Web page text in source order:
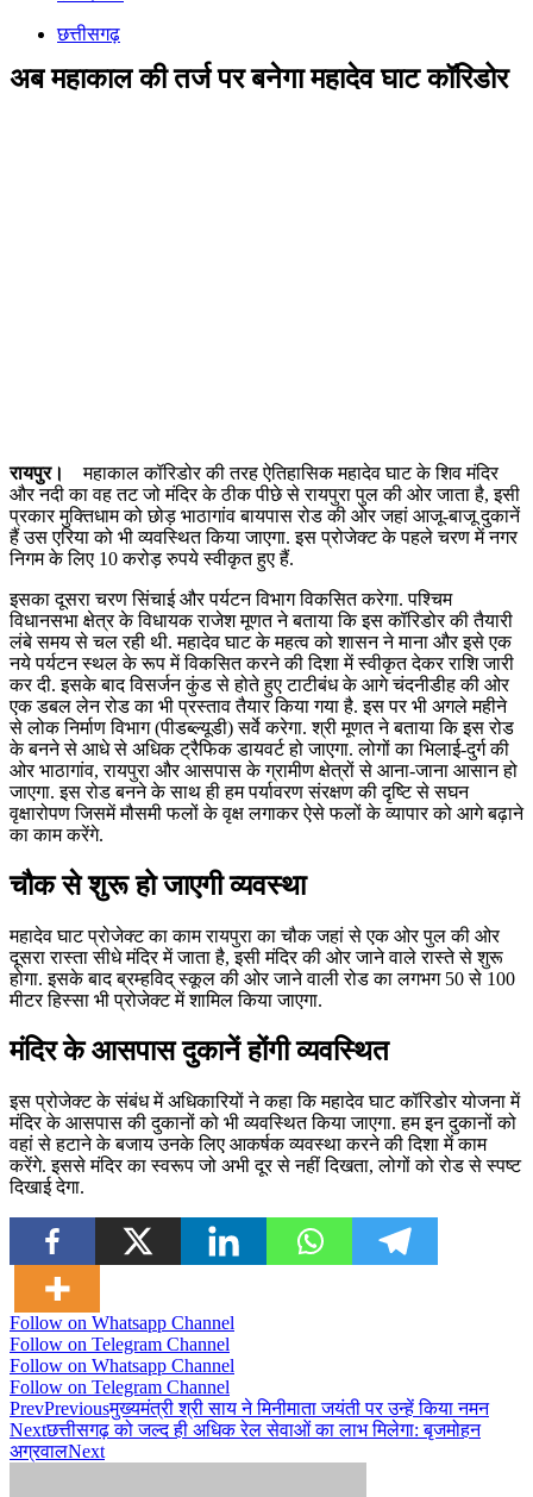
छत्तीसगढ़
अब महाकाल की तर्ज पर बनेगा महादेव घाट कॉरिडोर
रायपुर।
महाकाल कॉरिडोर की तरह ऐतिहासिक महादेव घाट के शिव मंदिर
और नदी का वह तट जो मंदिर के ठीक पीछे से रायपुरा पुल की ओर जाता है, इसी
प्रकार मुक्तिधाम को छोड़ भाठागांव बायपास रोड की ओर जहां आजू-बाजू दुकानें
हैं उस एरिया को भी व्यवस्थित किया जाएगा. इस प्रोजेक्ट के पहले चरण में नगर
निगम के लिए 10 करोड़ रुपये स्वीकृत हुए हैं.
इसका दूसरा चरण सिंचाई और पर्यटन विभाग विकसित करेगा. पश्चिम
विधानसभा क्षेत्र के विधायक राजेश मूणत ने बताया कि इस कॉरिडोर की तैयारी
लंबे समय से चल रही थी. महादेव घाट के महत्व को शासन ने माना और इसे एक
नये पर्यटन स्थल के रूप में विकसित करने की दिशा में स्वीकृत देकर राशि जारी
कर दी. इसके बाद विसर्जन कुंड से होते हुए टाटीबंध के आगे चंदनीडीह की ओर
एक डबल लेन रोड का भी प्रस्ताव तैयार किया गया है. इस पर भी अगले महीने
से लोक निर्माण विभाग (पीडब्ल्यूडी) सर्वे करेगा. श्री मूणत ने बताया कि इस रोड
के बनने से आधे से अधिक ट्रैफिक डायवर्ट हो जाएगा. लोगों का भिलाई-दुर्ग की
ओर भाठागांव, रायपुरा और आसपास के ग्रामीण क्षेत्रों से आना-जाना आसान हो
जाएगा. इस रोड बनने के साथ ही हम पर्यावरण संरक्षण की दृष्टि से सघन
वृक्षारोपण जिसमें मौसमी फलों के वृक्ष लगाकर ऐसे फलों के व्यापार को आगे बढ़ाने
का काम करेंगे.
चौक से शुरू हो जाएगी व्यवस्था
महादेव घाट प्रोजेक्ट का काम रायपुरा का चौक जहां से एक ओर पुल की ओर
दूसरा रास्ता सीधे मंदिर में जाता है, इसी मंदिर की ओर जाने वाले रास्ते से शुरू
होगा. इसके बाद ब्रम्हविद् स्कूल की ओर जाने वाली रोड का लगभग 50 से 100
मीटर हिस्सा भी प्रोजेक्ट में शामिल किया जाएगा.
मंदिर के आसपास दुकानें होंगी व्यवस्थित
इस प्रोजेक्ट के संबंध में अधिकारियों ने कहा कि महादेव घाट कॉरिडोर योजना में
मंदिर के आसपास की दुकानों को भी व्यवस्थित किया जाएगा. हम इन दुकानों को
वहां से हटाने के बजाय उनके लिए आकर्षक व्यवस्था करने की दिशा में काम
करेंगे. इससे मंदिर का स्वरूप जो अभी दूर से नहीं दिखता, लोगों को रोड से स्पष्ट
दिखाई देगा.
Follow on Whatsapp Channel
Follow on Telegram Channel
Follow on Whatsapp Channel
Follow on Telegram Channel
PrevPreviousमुख्यमंत्री श्री साय ने मिनीमाता जयंती पर उन्हें किया नमन
Nextछत्तीसगढ़ को जल्द ही अधिक रेल सेवाओं का लाभ मिलेगा: बृजमोहन
अग्रवालNext